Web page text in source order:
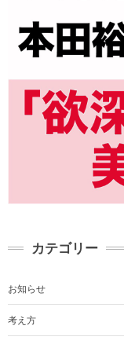
カテゴリー
お知らせ
考え方